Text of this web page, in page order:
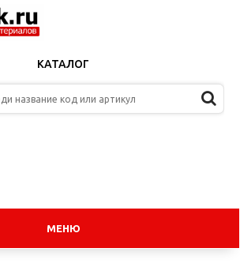
КАТАЛОГ
МЕНЮ